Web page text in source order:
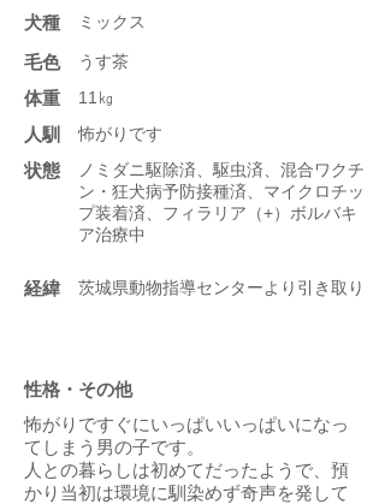
​犬種 ミックス
​毛色 うす茶
体重 11㎏
人馴 怖がりです
状態
ノミダニ駆除済、駆虫済、混合ワクチ
ン・狂犬病予防接種済、マイクロチッ
プ装着済、フィラリア（+）ボルバキ
ア治療中
​経緯 茨城県動物指導センターより引き取り
性格・その他
怖がりですぐにいっぱいいっぱいになっ
てしまう男の子です。
人との暮らしは初めてだったようで、預
かり当初は環境に馴染めず奇声を発して